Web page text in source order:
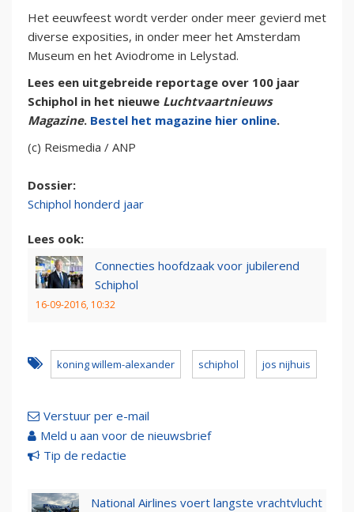
Het eeuwfeest wordt verder onder meer gevierd met
diverse exposities, in onder meer het Amsterdam
Museum en het Aviodrome in Lelystad.
Lees een uitgebreide reportage over 100 jaar
Schiphol in het nieuwe Luchtvaartnieuws
Magazine. Bestel het magazine hier online.
(c) Reismedia / ANP
Dossier:
Schiphol honderd jaar
Lees ook:
Connecties hoofdzaak voor jubilerend
Schiphol
16-09-2016, 10:32
koning willem-alexander schiphol jos nijhuis
Verstuur per e-mail
Meld u aan voor de nieuwsbrief
Tip de redactie
National Airlines voert langste vrachtvlucht